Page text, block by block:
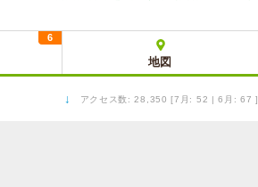
6
地図
↓ アクセス数: 28,350 [7月: 52 | 6月: 67 ]